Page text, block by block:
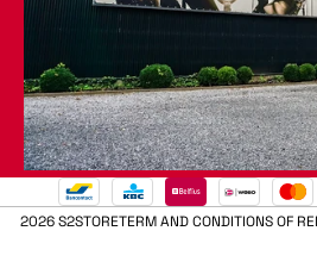
2026 S2STORETERM AND CONDITIONS OF